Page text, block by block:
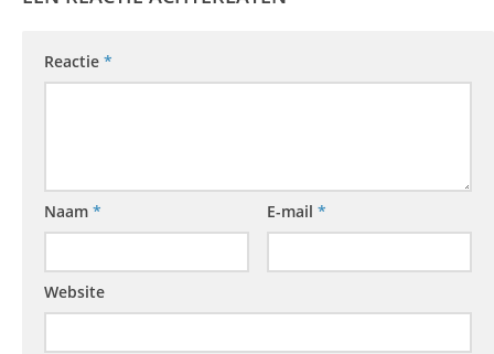
Reactie *
Naam * E-mail *
Website